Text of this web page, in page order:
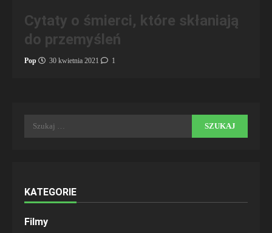
Cytaty o śmierci, które skłaniają
do przemyśleń
Pop 30 kwietnia 2021 1
Szukaj:
KATEGORIE
Filmy